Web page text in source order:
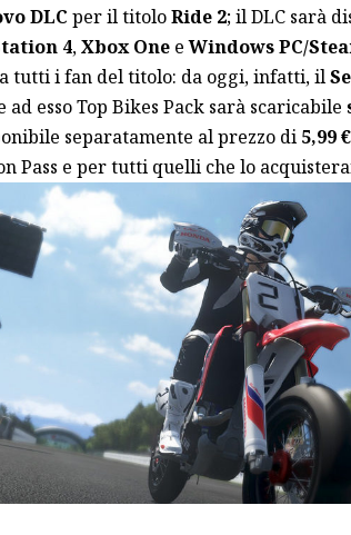
DLC per il titoloRide 2; il DLC sarà
4,Xbox OneeWindows PC/
tutti i fan del titolo: da oggi, infatti, il
esso Top Bikes Pack sarà scaricabile
separatamente al prezzo di5,99
Pass e per tutti quelli che lo